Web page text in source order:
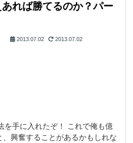
あれば勝てるのか？パー
2013.07.02 2013.07.02
を手に入れたぞ！ これで俺も億
興奮することがあるかもしれな